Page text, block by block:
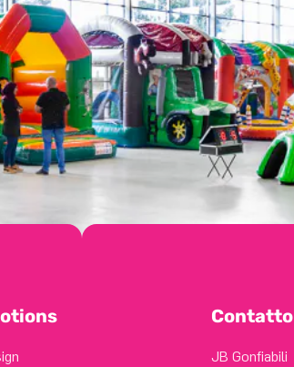
Contatto
JB Gonfiabili